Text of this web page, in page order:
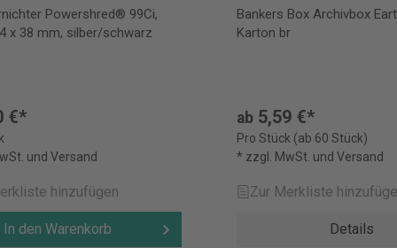
Powershred® 99Ci,
x 38 mm, silber/schwarz
€*
und Versand
hinzufügen
In den Warenkorb
Bankers Box Archivbox
Karton br
ab5,59 €*
Pro Stück (ab 60 Stück)
* zzgl. MwSt. und Versand
Zur Merkliste
Details